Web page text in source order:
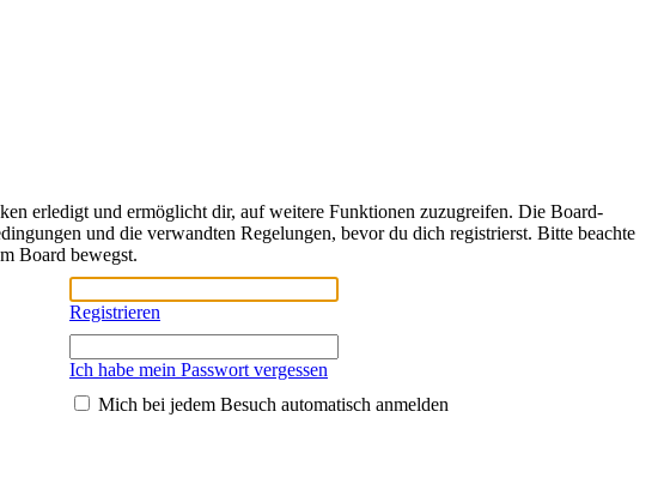
erledigt und ermöglicht dir, auf weitere Funktionen zuzugreifen. Die Board-
und die verwandten Regelungen, bevor du dich registrierst. Bitte beachte
Board bewegst.
Registrieren
Ich habe mein Passwort vergessen
Mich bei jedem Besuch automatisch anmelden